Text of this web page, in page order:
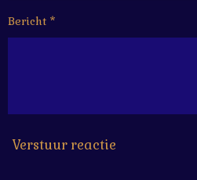
6
s
Bericht *
Verstuur reactie